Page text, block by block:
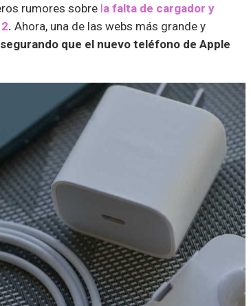
rumores sobre la falta de cargador y
. Ahora, una de las webs más grande y
que el nuevo teléfono de Apple